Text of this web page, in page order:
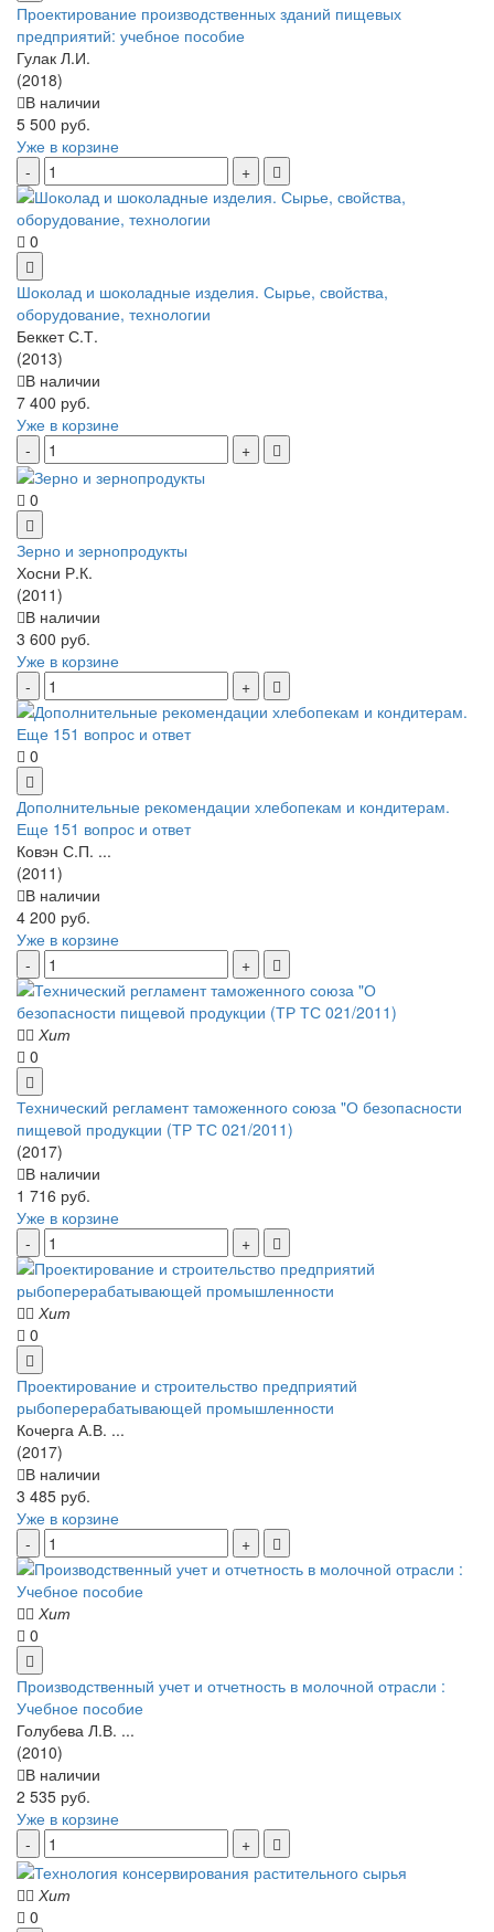
Проектирование производственных зданий пищевых
предприятий: учебное пособие
Гулак Л.И.
(2018)
В наличии
5 500 руб.
Уже в корзине
0
Шоколад и шоколадные изделия. Сырье, свойства,
оборудование, технологии
Беккет С.Т.
(2013)
В наличии
7 400 руб.
Уже в корзине
0
Зерно и зернопродукты
Хосни Р.К.
(2011)
В наличии
3 600 руб.
Уже в корзине
0
Дополнительные рекомендации хлебопекам и кондитерам.
Еще 151 вопрос и ответ
Ковэн С.П. ...
(2011)
В наличии
4 200 руб.
Уже в корзине
Хит
0
Технический регламент таможенного союза "О безопасности
пищевой продукции (ТР ТС 021/2011)
(2017)
В наличии
1 716 руб.
Уже в корзине
Хит
0
Проектирование и строительство предприятий
рыбоперерабатывающей промышленности
Кочерга А.В. ...
(2017)
В наличии
3 485 руб.
Уже в корзине
Хит
0
Производственный учет и отчетность в молочной отрасли :
Учебное пособие
Голубева Л.В. ...
(2010)
В наличии
2 535 руб.
Уже в корзине
Хит
0